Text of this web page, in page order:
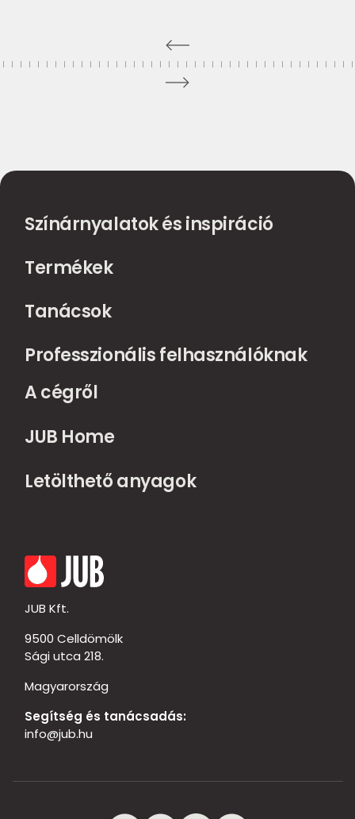
Színárnyalatok és inspiráció
Termékek
Tanácsok
Professzionális felhasználóknak
A cégről
JUB Home
Letölthető anyagok
JUB Kft.
9500 Celldömölk
Sági utca 218.
Magyarország
Segítség és tanácsadás:
info@jub.hu